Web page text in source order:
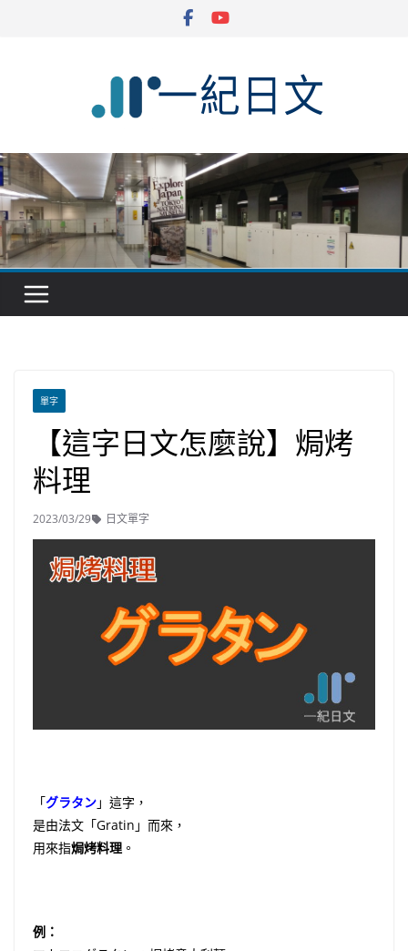
單字
【這字日文怎麼說】焗烤
料理
2023/03/29 日文單字
「グラタン」這字，
是由法文「Gratin」而來，
用來指焗烤料理 。
例：